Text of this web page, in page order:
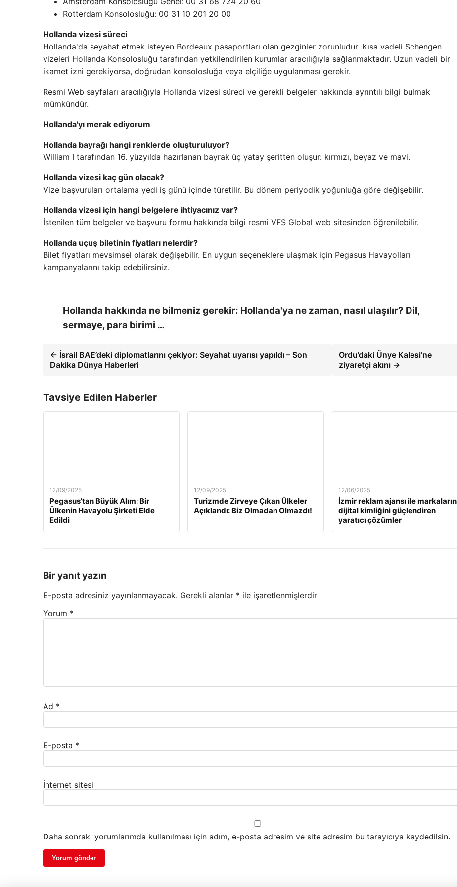
Rotterdam Konsolosluğu: 00 31 10 201 20 00
Hollanda vizesi süreci
Hollanda'da seyahat etmek isteyen Bordeaux pasaportları olan gezginler zorunludur. Kısa vadeli Schengen
vizeleri Hollanda Konsolosluğu tarafından yetkilendirilen kurumlar aracılığıyla sağlanmaktadır. Uzun vadeli bir
ikamet izni gerekiyorsa, doğrudan konsolosluğa veya elçiliğe uygulanması gerekir.
Resmi Web sayfaları aracılığıyla Hollanda vizesi süreci ve gerekli belgeler hakkında ayrıntılı bilgi bulmak
mümkündür.
Hollanda'yı merak ediyorum
Hollanda bayrağı hangi renklerde oluşturuluyor?
William I tarafından 16. yüzyılda hazırlanan bayrak üç yatay şeritten oluşur: kırmızı, beyaz ve mavi.
Hollanda vizesi kaç gün olacak?
Vize başvuruları ortalama yedi iş günü içinde türetilir. Bu dönem periyodik yoğunluğa göre değişebilir.
Hollanda vizesi için hangi belgelere ihtiyacınız var?
İstenilen tüm belgeler ve başvuru formu hakkında bilgi resmi VFS Global web sitesinden öğrenilebilir.
Hollanda uçuş biletinin fiyatları nelerdir?
Bilet fiyatları mevsimsel olarak değişebilir. En uygun seçeneklere ulaşmak için Pegasus Havayolları
kampanyalarını takip edebilirsiniz.
Hollanda hakkında ne bilmeniz gerekir: Hollanda'ya ne zaman, nasıl ulaşılır? Dil,
sermaye, para birimi …
← İsrail BAE’deki diplomatlarını çekiyor: Seyahat uyarısı yapıldı – Son
Dakika Dünya Haberleri
Ordu’daki Ünye Kalesi’ne
ziyaretçi akını →
Tavsiye Edilen Haberler
12/09/2025
Pegasus’tan Büyük Alım: Bir
Ülkenin Havayolu Şirketi Elde
Edildi
12/09/2025
Turizmde Zirveye Çıkan Ülkeler
Açıklandı: Biz Olmadan Olmazdı!
12/06/2025
İzmir reklam ajansı ile markaların
dijital kimliğini güçlendiren
yaratıcı çözümler
Bir yanıt yazın
E-posta adresiniz yayınlanmayacak. Gerekli alanlar * ile işaretlenmişlerdir
Yorum *
Ad *
E-posta *
İnternet sitesi
Daha sonraki yorumlarımda kullanılması için adım, e-posta adresim ve site adresim bu tarayıcıya kaydedilsin.